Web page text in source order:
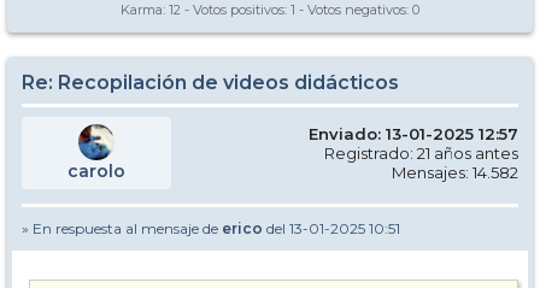
Karma: 12 - Votos positivos: 1 - Votos negativos: 0
Re: Recopilación de videos didácticos
carolo
Enviado: 13-01-2025 12:57
Registrado: 21 años antes
Mensajes: 14.582
» En respuesta al mensaje de erico del 13-01-2025 10:51